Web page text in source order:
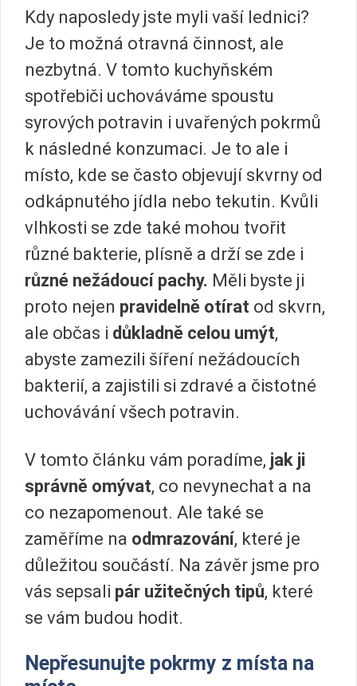
Kdy naposledy jste myli vaší lednici?
Je to možná otravná činnost, ale
nezbytná. V tomto kuchyňském
spotřebiči uchováváme spoustu
syrových potravin i uvařených pokrmů
k následné konzumaci. Je to ale i
místo, kde se často objevují skvrny od
odkápnutého jídla nebo tekutin. Kvůli
vlhkosti se zde také mohou tvořit
různé bakterie, plísně a drží se zde i
různé nežádoucí pachy. Měli byste ji
proto nejen pravidelně otírat od skvrn,
ale občas i důkladně celou umýt,
abyste zamezili šíření nežádoucích
bakterií, a zajistili si zdravé a čistotné
uchovávání všech potravin.
V tomto článku vám poradíme, jak ji
správně omývat, co nevynechat a na
co nezapomenout. Ale také se
zaměříme na odmrazování, které je
důležitou součástí. Na závěr jsme pro
vás sepsali pár užitečných tipů, které
se vám budou hodit.
Nepřesunujte pokrmy z místa na